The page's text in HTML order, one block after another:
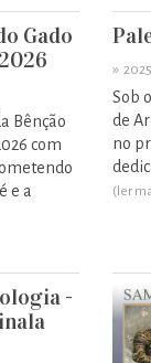
Gado
Bênção
com
e a
»
Sob
de
no
(ler
-